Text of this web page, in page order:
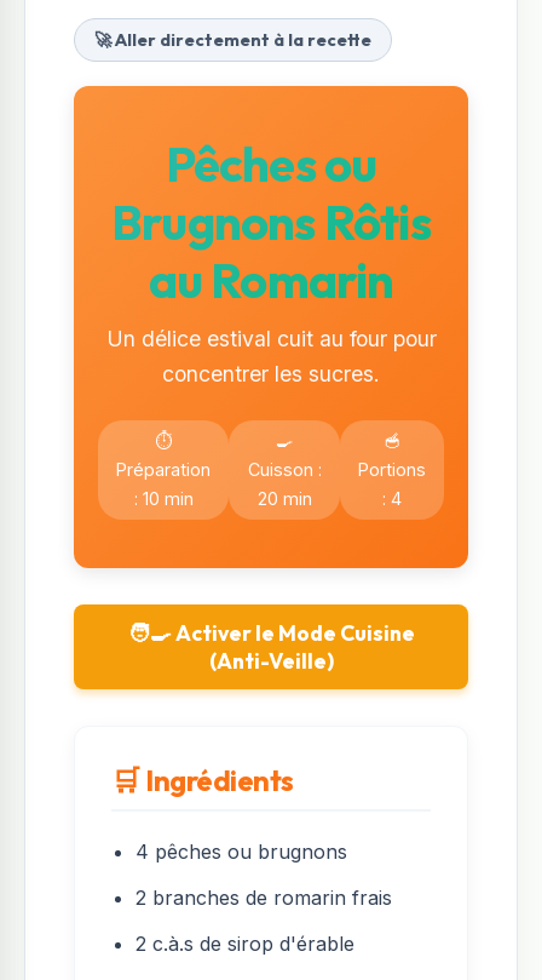
🚀 Aller directement à la recette
Pêches ou
Brugnons Rôtis
au Romarin
Un délice estival cuit au four pour
concentrer les sucres.
⏱️
Préparation
: 10 min
🍳
Cuisson :
20 min
🥣
Portions
: 4
🧑‍🍳 Activer le Mode Cuisine
(Anti-Veille)
🛒 Ingrédients
4 pêches ou brugnons
2 branches de romarin frais
2 c.à.s de sirop d'érable